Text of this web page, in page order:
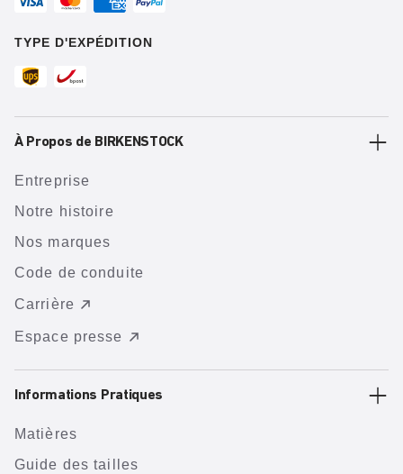
TYPE D'EXPÉDITION
À Propos de BIRKENSTOCK
Entreprise
Notre histoire
Nos marques
Code de conduite
Carrière
Espace presse
Informations Pratiques
Matières
Guide des tailles